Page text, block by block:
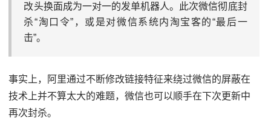
改头换面成为一对一的发单机器人。此次微信彻底封
杀“淘口令”，或是对微信系统内淘宝客的“最后一
击”。
事实上，阿里通过不断修改链接特征来绕过微信的屏蔽在
技术上并不算太大的难题，微信也可以顺手在下次更新中
再次封杀。